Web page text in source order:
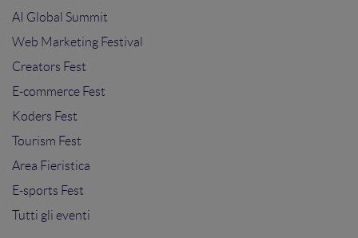
AI Global Summit
Web Marketing Festival
Creators Fest
E-commerce Fest
Koders Fest
Tourism Fest
Area Fieristica
E-sports Fest
Tutti gli eventi